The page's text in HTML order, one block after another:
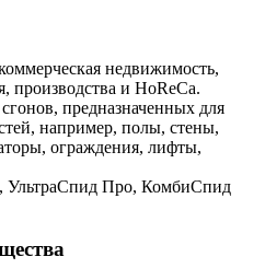
недвижимость,
производства и HoReCa.
предназначенных для
например, полы, стены,
ограждения, лифты,
УльтраСпид Про, КомбиСпид